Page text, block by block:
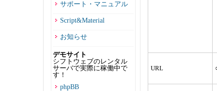
URL
サポート・マニュアル
Script&Material
お知らせ
デモサイト
シフトウェブのレンタル
サーバで実際に稼働中で
す！
phpBB